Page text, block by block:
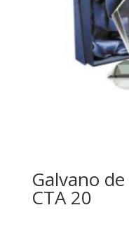
Galvano
CTA 20